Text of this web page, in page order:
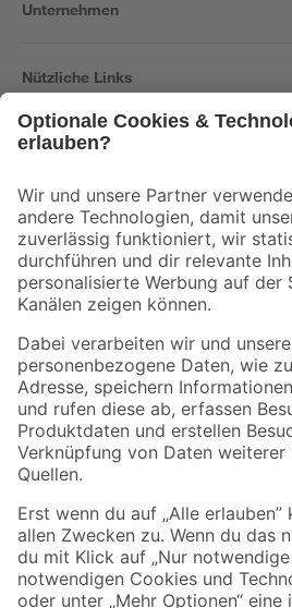
Unternehmen
Nützliche Links
Der toom Newsletter: Keine Angebote und
Zur Newsletter Anmeldung
Folge uns
Zahlungsarten
Sicher einkaufen
Jetzt die toom-App herunterladen